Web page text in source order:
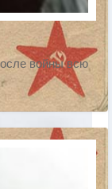
войны всю